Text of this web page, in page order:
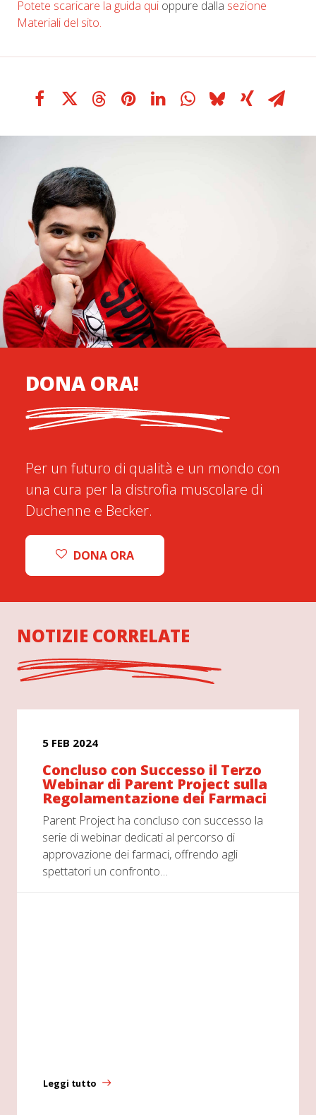
Potete scaricare la guida qui oppure dalla sezione
Materiali del sito.
DONA ORA!
Per un futuro di qualità e un mondo con
una cura per la distrofia muscolare di
Duchenne e Becker.
DONA ORA
NOTIZIE CORRELATE
5 FEB 2024
Concluso con Successo il Terzo
Webinar di Parent Project sulla
Regolamentazione dei Farmaci
Parent Project ha concluso con successo la
serie di webinar dedicati al percorso di
approvazione dei farmaci, offrendo agli
spettatori un confronto…
Leggi tutto